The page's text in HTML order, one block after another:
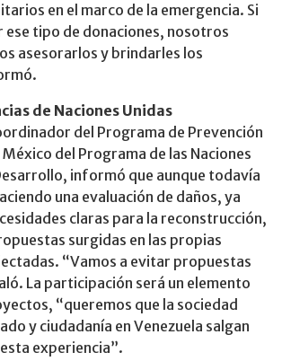
en el marco de la emergencia. Si
ese tipo de donaciones, nosotros
asesorarlos y brindarles los
de Naciones Unidas
del Programa de Prevención
del Programa de las Naciones
informó que aunque todavía
una evaluación de daños, ya
claras para la reconstrucción,
surgidas en las propias
“Vamos a evitar propuestas
La participación será un elemento
“queremos que la sociedad
y ciudadanía en Venezuela salgan
experiencia”.